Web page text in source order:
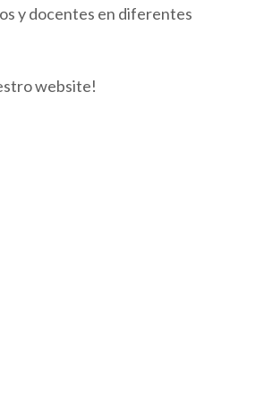
y docentes en diferentes
website!